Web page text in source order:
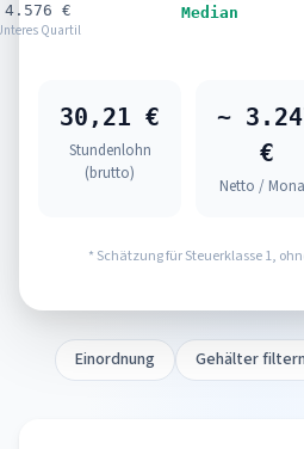
4.576 €
Quartil
Median
30,21 €
Stundenlohn
(brutto)
~
€
Netto /
* Schätzung für Steuerklasse 1,
Einordnung Gehälter filtern